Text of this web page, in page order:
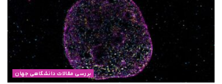
بررسی مقالات دانشگاهی جهان